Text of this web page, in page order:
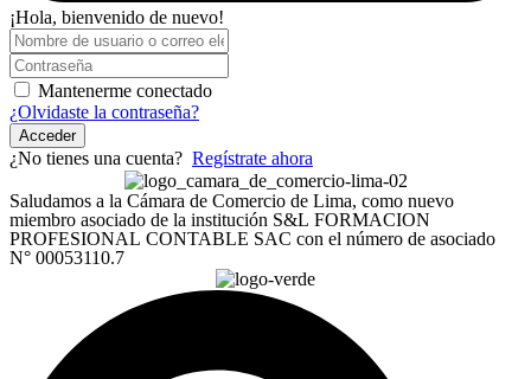
¡Hola, bienvenido de nuevo!
Mantenerme conectado
¿Olvidaste la contraseña?
Acceder
¿No tienes una cuenta? Regístrate ahora
Saludamos a la Cámara de Comercio de Lima, como nuevo
miembro asociado de la institución S&L FORMACION
PROFESIONAL CONTABLE SAC con el número de asociado
N° 00053110.7